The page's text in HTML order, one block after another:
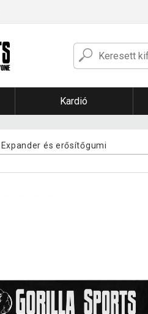
Kardió
Expander és erősítőgumi